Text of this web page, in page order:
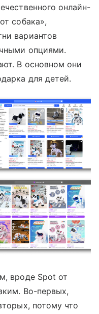
онлайн-
собака»,
вариантов
опциями.
В основном они
для детей.
вроде Spot от
Во-первых,
потому что